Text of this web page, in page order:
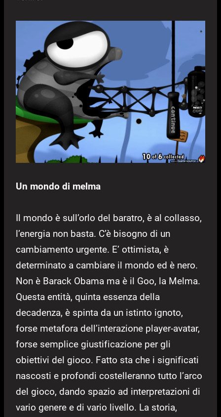
Un mondo di melma
Il mondo è sull’orlo del baratro, è al collasso,
l’energia non basta. C’è bisogno di un
cambiamento urgente. E’ ottimista, è
determinato a cambiare il mondo ed è nero.
Non è Barack Obama ma è il Goo, la Melma.
Questa entità, quinta essenza della
decadenza, è spinta da un istinto ignoto,
forse metafora dell’interazione player-avatar,
forse semplice giustificazione per gli
obiettivi del gioco. Fatto sta che i significati
nascosti e profondi costelleranno tutto l’arco
del gioco, dando spazio ad interpretazioni di
vario genere e di vario livello. La storia,